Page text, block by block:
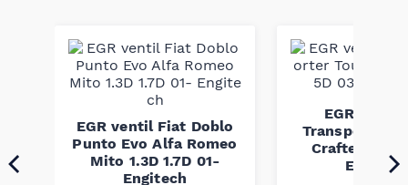
EGR ventil Fiat Doblo
Punto Evo Alfa Romeo
Mito 1.3D 1.7D 01-
Engitech
EGR ventil
Transporter
Crafter 2.5D
Engitech